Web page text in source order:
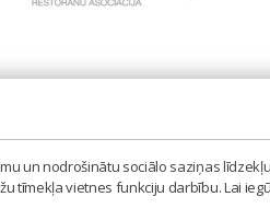
TEL.
un nodrošinātu sociālo saziņas
tīmekļa vietnes funkciju darbību. Lai